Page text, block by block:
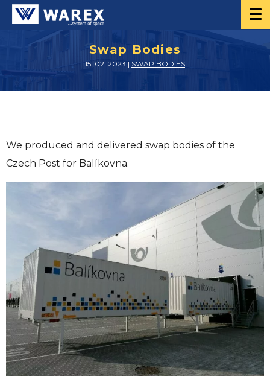
Swap Bodies
15. 02. 2023 | SWAP BODIES
We produced and delivered swap bodies of the
Czech Post for Balíkovna.